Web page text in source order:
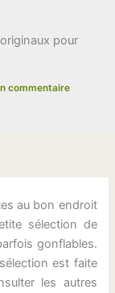
pour
commentaire
au bon endroit
sélection de
gonflables.
est faite
les autres